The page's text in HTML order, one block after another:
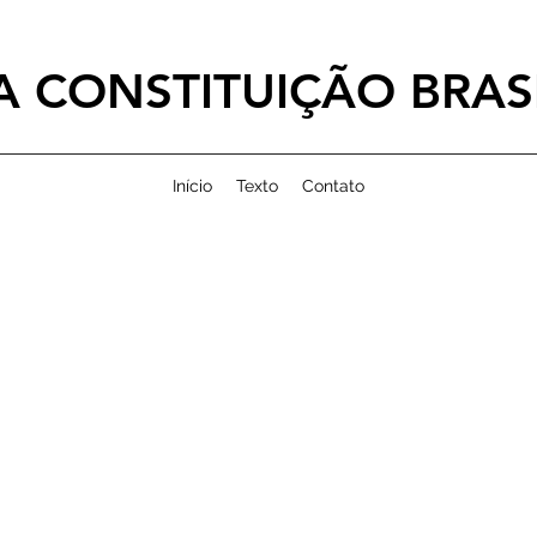
CONSTITUIÇÃO
Início Texto Contato